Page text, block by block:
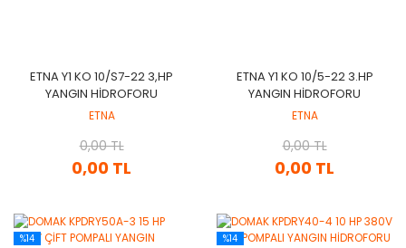
ETNA Y1 KO 10/S7-22 3,HP
YANGIN HİDROFORU
ETNA
0,00 TL
0,00 TL
ETNA Y1 KO 10/5-22 3.HP
YANGIN HİDROFORU
ETNA
0,00 TL
0,00 TL
%14 %14